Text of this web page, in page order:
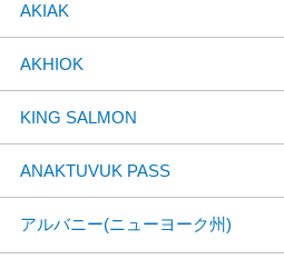
AKIAK
AKHIOK
KING SALMON
ANAKTUVUK PASS
アルバニー(ニューヨーク州)